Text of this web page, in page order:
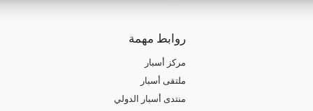
روابط مهمة
مركز أسبار
ملتقى أسبار
منتدى أسبار الدولي